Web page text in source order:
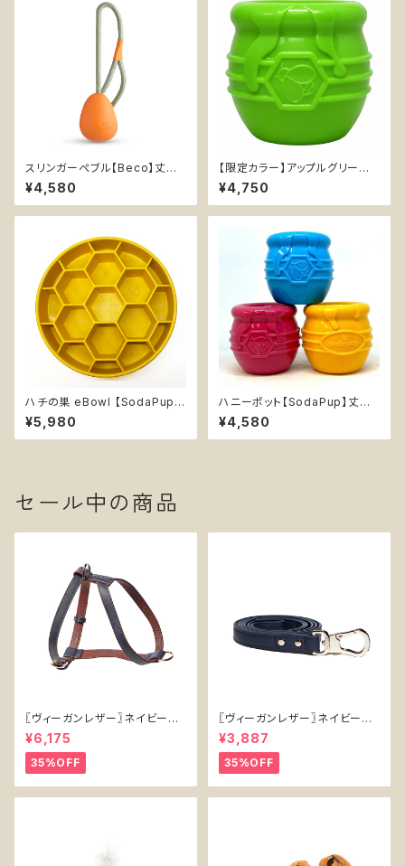
スリンガーぺブル【Beco】丈夫
卵型 持ってこいボール ひも付き
天然ゴム イエロー オレンジ
¥4,580
【限定カラー】アップルグリーン
【SodaPup】丈夫 おやつ入れ可
能 知育玩具 ソダパップ Honey
Pot
¥4,750
ハチの巣 eBowl 【SodaPup】
早食い防止皿 スローフィーダー
知育 エンリッチメント フードボ
ウル ソダパップ ハニコーム Ho
¥5,980
ハニーポット【SodaPup】丈夫
おやつ入れ可能 知育玩具 ソダ
パップ Honey Pot
¥4,580
セール中の商品
〖ヴィーガンレザー〗ネイビーハ
ーネス【Vegan Leather Navy
Harness】
¥6,175
35%OFF
〖ヴィーガンレザー〗ネイビーリ
ード【Vegan Leather Navy L
ead】
¥3,887
35%OFF